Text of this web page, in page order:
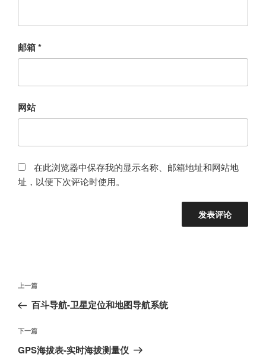
邮箱*
网站
在此浏览器中保存我的显示名称、邮箱地址和网站地
址，以便下次评论时使用。
文
导
航
上
一
文
章
上一篇
百斗导航-卫星定位和地图导航系统
下
一
下一篇
GPS海拔表-实时海拔测量仪